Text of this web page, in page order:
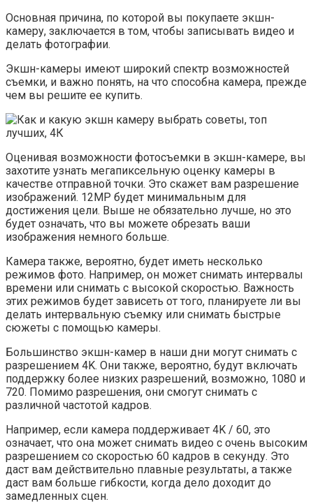
Основная причина, по которой вы покупаете экшн-
камеру, заключается в том, чтобы записывать видео и
делать фотографии.
Экшн-камеры имеют широкий спектр возможностей
съемки, и важно понять, на что способна камера, прежде
чем вы решите ее купить.
Оценивая возможности фотосъемки в экшн-камере, вы
захотите узнать мегапиксельную оценку камеры в
качестве отправной точки. Это скажет вам разрешение
изображений. 12MP будет минимальным для
достижения цели. Выше не обязательно лучше, но это
будет означать, что вы можете обрезать ваши
изображения немного больше.
Камера также, вероятно, будет иметь несколько
режимов фото. Например, он может снимать интервалы
времени или снимать с высокой скоростью. Важность
этих режимов будет зависеть от того, планируете ли вы
делать интервальную съемку или снимать быстрые
сюжеты с помощью камеры.
Большинство экшн-камер в наши дни могут снимать с
разрешением 4K. Они также, вероятно, будут включать
поддержку более низких разрешений, возможно, 1080 и
720. Помимо разрешения, они смогут снимать с
различной частотой кадров.
Например, если камера поддерживает 4K / 60, это
означает, что она может снимать видео с очень высоким
разрешением со скоростью 60 кадров в секунду. Это
даст вам действительно плавные результаты, а также
даст вам больше гибкости, когда дело доходит до
замедленных сцен.